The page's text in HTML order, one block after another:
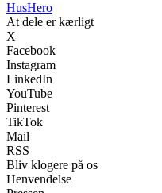
HusHero
At dele er kærligt
X
Facebook
Instagram
LinkedIn
YouTube
Pinterest
TikTok
Mail
RSS
Bliv klogere på os
Henvendelse